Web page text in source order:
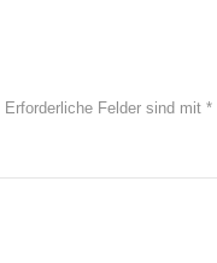
Erforderliche Felder sind mit *